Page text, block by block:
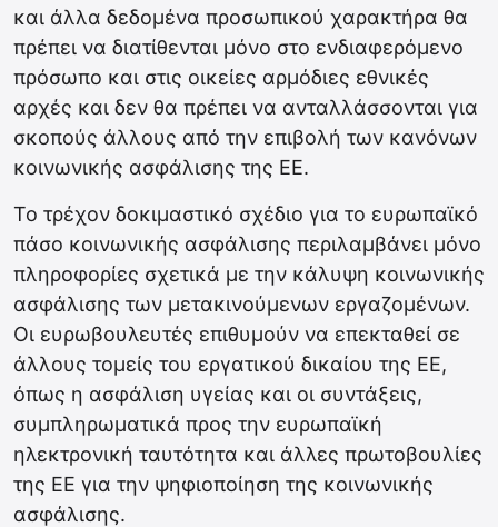
και άλλα δεδομένα προσωπικού χαρακτήρα θα
πρέπει να διατίθενται μόνο στο ενδιαφερόμενο
πρόσωπο και στις οικείες αρμόδιες εθνικές
αρχές και δεν θα πρέπει να ανταλλάσσονται για
σκοπούς άλλους από την επιβολή των κανόνων
κοινωνικής ασφάλισης της ΕΕ.
Το τρέχον δοκιμαστικό σχέδιο για το ευρωπαϊκό
πάσο κοινωνικής ασφάλισης περιλαμβάνει μόνο
πληροφορίες σχετικά με την κάλυψη κοινωνικής
ασφάλισης των μετακινούμενων εργαζομένων.
Οι ευρωβουλευτές επιθυμούν να επεκταθεί σε
άλλους τομείς του εργατικού δικαίου της ΕΕ,
όπως η ασφάλιση υγείας και οι συντάξεις,
συμπληρωματικά προς την ευρωπαϊκή
ηλεκτρονική ταυτότητα και άλλες πρωτοβουλίες
της ΕΕ για την ψηφιοποίηση της κοινωνικής
ασφάλισης.